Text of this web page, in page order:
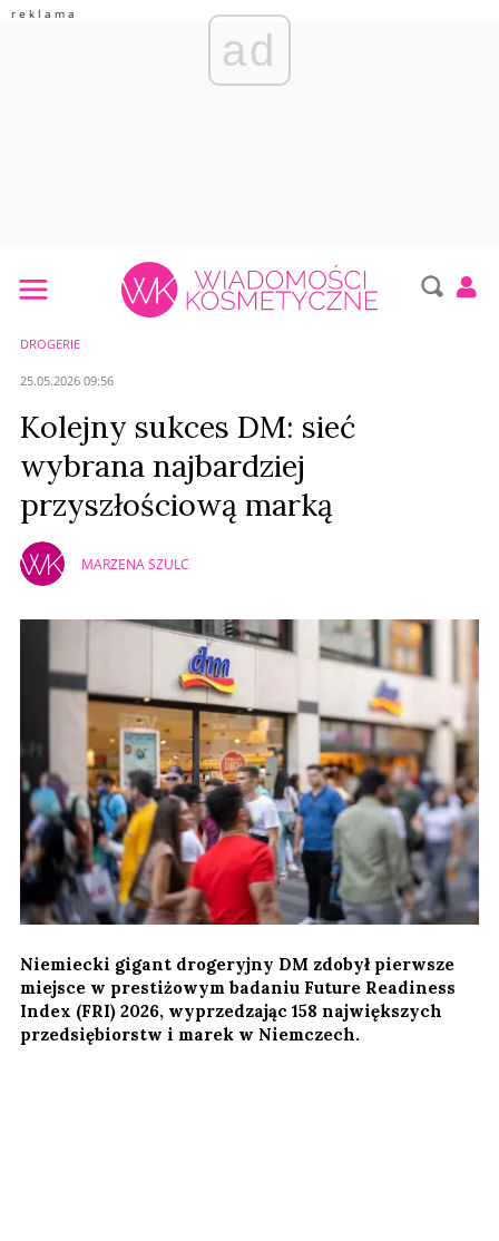
ad
DROGERIE
25.05.2026 09:56
Kolejny sukces DM: sieć
wybrana najbardziej
przyszłościową marką
MARZENA SZULC
Niemiecki gigant drogeryjny DM zdobył pierwsze
miejsce w prestiżowym badaniu Future Readiness
Index (FRI) 2026, wyprzedzając 158 największych
przedsiębiorstw i marek w Niemczech.